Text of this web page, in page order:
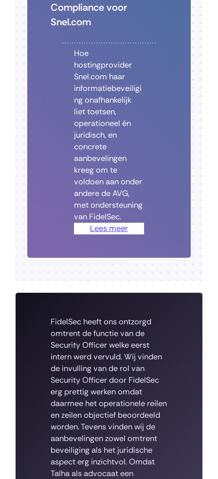
Compliance voor
Snel.com
Hoe
hostingprovider
Snel.com haar
informatiebeveiligi
ng onafhankelijk
liet toetsen,
operationeel én
juridisch, en
concrete
aanbevelingen
kreeg om te
voldoen aan onder
andere de AVG,
met ondersteuning
van FidelSec.
Lees meer
FidelSec heeft ons ontzorgd
omtrent de functie van de
Security Officer welke eerst
intern werd vervuld. Wij vinden
de invulling van de rol van
Security Officer door FidelSec
erg prettig werken omdat
daarmee het operationele reilen
en zeilen objectief beoordeeld
worden. Tevens vinden wij de
aanbevelingen zowel omtrent
beveiliging als het juridische
aspect erg inzichtvol. Omdat
Talha als advocaat een